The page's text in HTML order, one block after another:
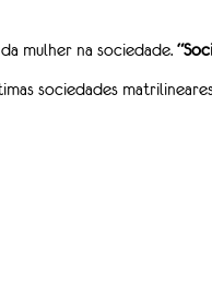
mulher na sociedade.
sociedades